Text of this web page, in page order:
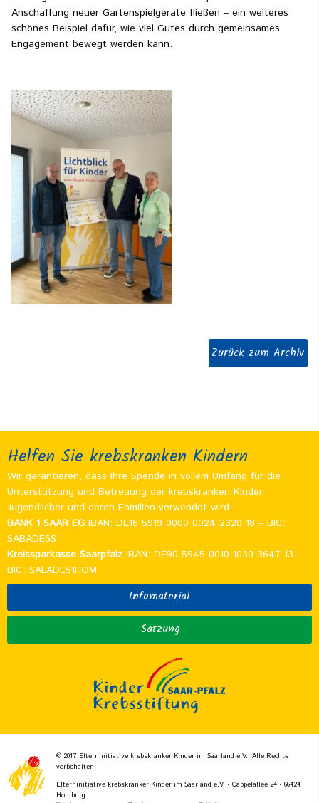
Anschaffung neuer Gartenspielgeräte fließen – ein weiteres
schönes Beispiel dafür, wie viel Gutes durch gemeinsames
Engagement bewegt werden kann.
Zurück zum Archiv
Helfen Sie krebskranken Kindern
Wir garantieren, dass Ihre Spende in vollem Umfang für die
Unterstützung und Betreuung der krebskranken Kinder,
Jugendlicher und deren Familien verwendet wird.
BANK 1 SAAR EG IBAN: DE16 5919 0000 0024 2320 18 – BIC:
SABADE5S
Kreissparkasse Saarpfalz IBAN: DE90 5945 0010 1030 3647 13 –
BIC: SALADE51HOM
Infomaterial
Satzung
© 2017 Elterninitiative krebskranker Kinder im Saarland e.V.. Alle Rechte
vorbehalten
Elterninitiative krebskranker Kinder im Saarland e.V. • Cappelallee 24 • 66424
Homburg